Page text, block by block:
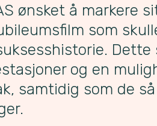
ønsket å markere
som
og en
samtidig som de